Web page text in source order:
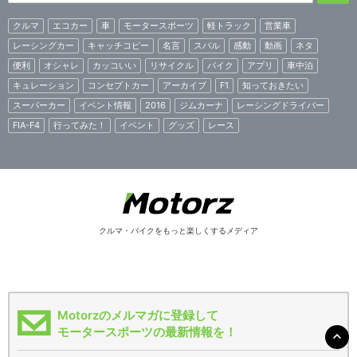
クルマ エコカー 車 モータースポーツ 軽トラック
営業車
レーシングカー
キャッチコピー 名言 スバル 感動 動画
ネタ
便利
オシャレ カッコいい リサイクル バイク アプリ
車中泊
キュレーション
コンセプトカー アーカイブ F1
知っておきたい
スーパーカー
イベント情報 2016 ジムカーナ
レーシングドライバー
FIA-F4
行ってみた！ イベント グッズ レース
クルマ・バイクをもっと楽しくするメディア
Motorzのメルマガに登録して
モータースポーツの最新情報を！